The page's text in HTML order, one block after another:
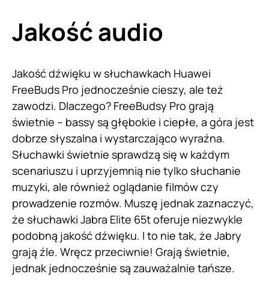
Jakość audio
Jakość dźwięku w słuchawkach Huawei
FreeBuds Pro jednocześnie cieszy, ale też
zawodzi. Dlaczego? FreeBudsy Pro grają
świetnie – bassy są głębokie i ciepłe, a góra jest
dobrze słyszalna i wystarczająco wyraźna.
Słuchawki świetnie sprawdzą się w każdym
scenariuszu i uprzyjemnią nie tylko słuchanie
muzyki, ale również oglądanie filmów czy
prowadzenie rozmów. Muszę jednak zaznaczyć,
że słuchawki Jabra Elite 65t oferuje niezwykle
podobną jakość dźwięku. I to nie tak, że Jabry
grają źle. Wręcz przeciwnie! Grają świetnie,
jednak jednocześnie są zauważalnie tańsze.